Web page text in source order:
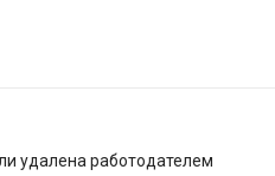
удалена работодателем